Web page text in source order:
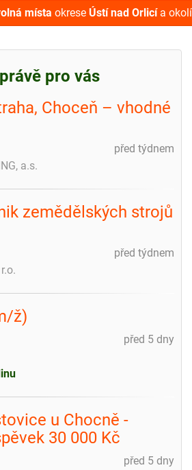
místa okrese Ústí nad Orlicía okolí
pro vás
Choceň – vhodné
před týdnem
a.s.
zemědělských strojů
před týdnem
ž)
před 5 dny
u Chocně -
30 000 Kč
před 5 dny